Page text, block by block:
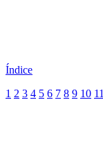
Índice
1 2 3 4 5 6 7 8 9 10 11